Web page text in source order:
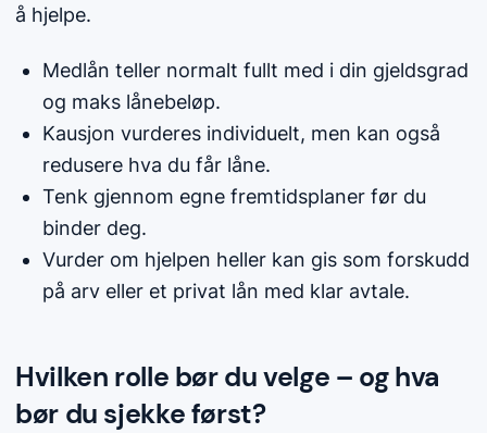
å hjelpe.
Medlån teller normalt fullt med i din gjeldsgrad
og maks lånebeløp.
Kausjon vurderes individuelt, men kan også
redusere hva du får låne.
Tenk gjennom egne fremtidsplaner før du
binder deg.
Vurder om hjelpen heller kan gis som forskudd
på arv eller et privat lån med klar avtale.
Hvilken rolle bør du velge – og hva
bør du sjekke først?